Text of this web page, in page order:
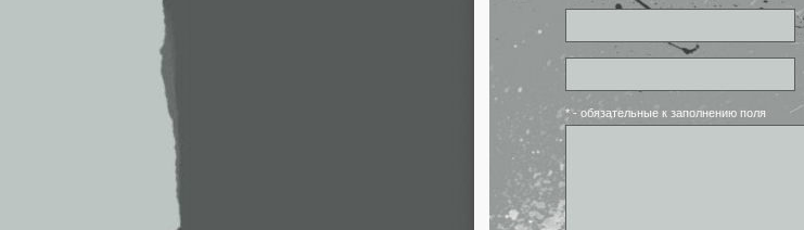
* - обязательные к заполнению поля